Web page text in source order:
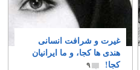
غیرت و شرافت انسانی
هندی ها کجا، و ما ایرانیان
کجا!
۹